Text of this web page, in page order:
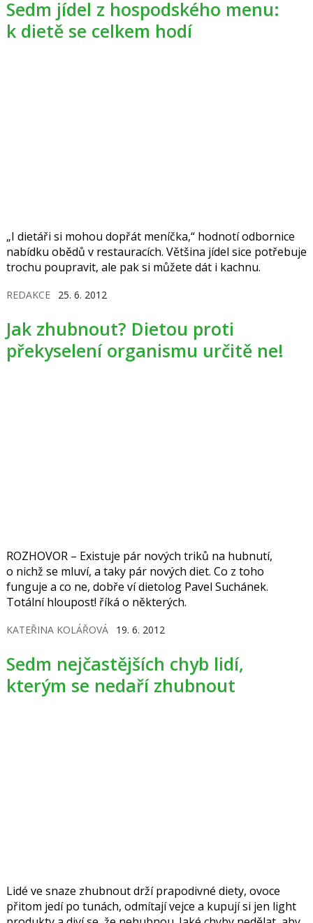
Sedm jídel z hospodského menu:
k dietě se celkem hodí
„I dietáři si mohou dopřát meníčka,“ hodnotí odbornice
nabídku obědů v restauracích. Většina jídel sice potřebuje
trochu poupravit, ale pak si můžete dát i kachnu.
REDAKCE 25. 6. 2012
Jak zhubnout? Dietou proti
překyselení organismu určitě ne!
ROZHOVOR – Existuje pár nových triků na hubnutí,
o nichž se mluví, a taky pár nových diet. Co z toho
funguje a co ne, dobře ví dietolog Pavel Suchánek.
Totální hloupost! říká o některých.
KATEŘINA KOLÁŘOVÁ 19. 6. 2012
Sedm nejčastějších chyb lidí,
kterým se nedaří zhubnout
Lidé ve snaze zhubnout drží prapodivné diety, ovoce
přitom jedí po tunách, odmítají vejce a kupují si jen light